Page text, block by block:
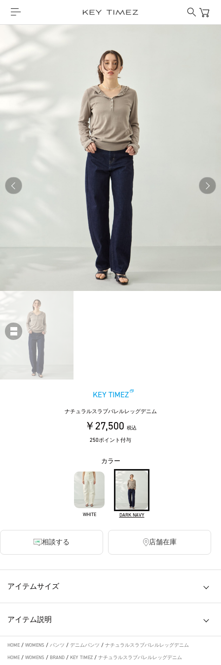
KEY TIMEZ
ナチュラルスラブバレルレッグデニム
￥27,500 税込
250ポイント付与
カラー
WHITE DARK NAVY
相談する 店舗在庫
アイテムサイズ
アイテム説明
HOME / WOMENS / パンツ / デニムパンツ / ナチュラルスラブバレルレッグデニム
HOME / WOMENS / BRAND / KEY TIMEZ / ナチュラルスラブバレルレッグデニム